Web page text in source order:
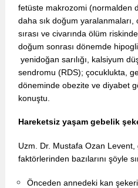
fetüste makrozomi (normalden
daha sık doğum yaralanmaları,
sırası ve civarında ölüm
doğum sonrası dönemde
yenidoğan sarılığı, kalsiyum
sendromu (RDS); çocuklukta,
döneminde obezite ve diyabet
konuştu.
Hareketsiz yaşam gebelik
Uzm. Dr. Mustafa Ozan
faktörlerinden bazılarını şöyle
Önceden annedeki kan